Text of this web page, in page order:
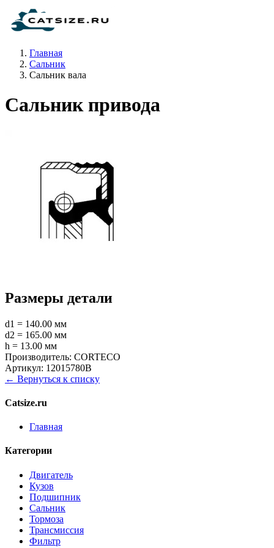
Главная
Сальник
Сальник вала
Сальник привода
Размеры детали
d1 = 140.00 мм
d2 = 165.00 мм
h = 13.00 мм
Производитель: CORTECO
Артикул: 12015780B
← Вернуться к списку
Catsize.ru
Главная
Категории
Двигатель
Кузов
Подшипник
Сальник
Тормоза
Трансмиссия
Фильтр